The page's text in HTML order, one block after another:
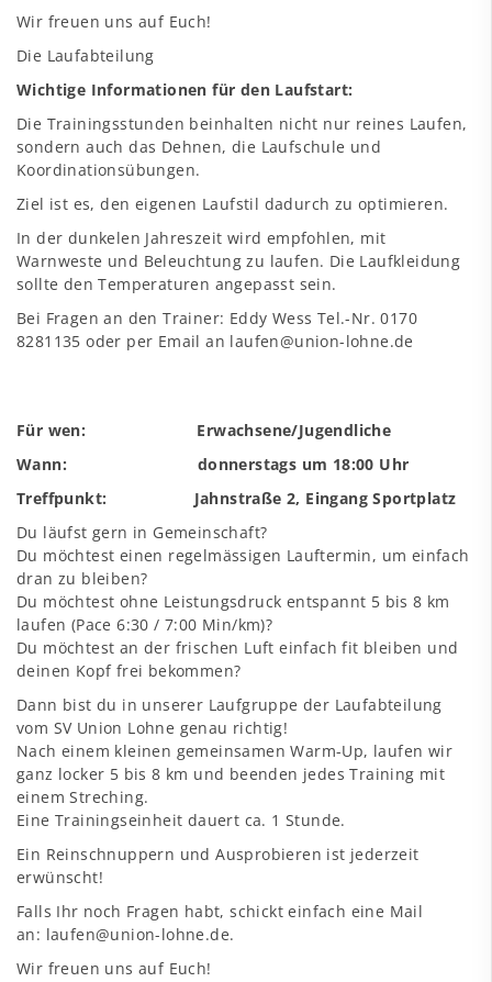
Wir freuen uns auf Euch!
Die Laufabteilung
Wichtige Informationen für den Laufstart:
Die Trainingsstunden beinhalten nicht nur reines Laufen,
sondern auch das Dehnen, die Laufschule und
Koordinationsübungen.
Ziel ist es, den eigenen Laufstil dadurch zu optimieren.
In der dunkelen Jahreszeit wird empfohlen, mit
Warnweste und Beleuchtung zu laufen. Die Laufkleidung
sollte den Temperaturen angepasst sein.
Bei Fragen an den Trainer: Eddy Wess Tel.-Nr. 0170
8281135 oder per Email an laufen@union-lohne.de
Für wen: Erwachsene/Jugendliche
Wann: donnerstags um 18:00 Uhr
Treffpunkt: Jahnstraße 2, Eingang Sportplatz
Du läufst gern in Gemeinschaft?
Du möchtest einen regelmässigen Lauftermin, um einfach
dran zu bleiben?
Du möchtest ohne Leistungsdruck entspannt 5 bis 8 km
laufen (Pace 6:30 / 7:00 Min/km)?
Du möchtest an der frischen Luft einfach fit bleiben und
deinen Kopf frei bekommen?
Dann bist du in unserer Laufgruppe der Laufabteilung
vom SV Union Lohne genau richtig!
Nach einem kleinen gemeinsamen Warm-Up, laufen wir
ganz locker 5 bis 8 km und beenden jedes Training mit
einem Streching.
Eine Trainingseinheit dauert ca. 1 Stunde.
Ein Reinschnuppern und Ausprobieren ist jederzeit
erwünscht!
Falls Ihr noch Fragen habt, schickt einfach eine Mail
an: laufen@union-lohne.de.
Wir freuen uns auf Euch!